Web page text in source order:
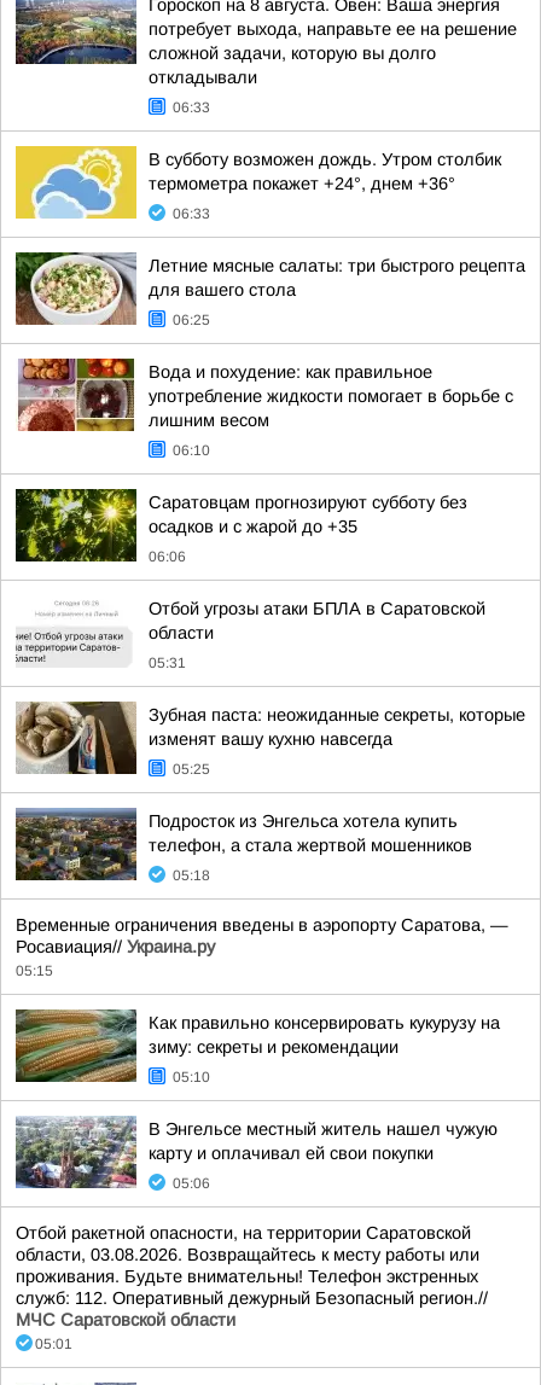
Гороскоп на 8 августа. Овен: Ваша энергия
потребует выхода, направьте ее на решение
сложной задачи, которую вы долго
откладывали
06:33
В субботу возможен дождь. Утром столбик
термометра покажет +24°, днем +36°
06:33
Летние мясные салаты: три быстрого рецепта
для вашего стола
06:25
Вода и похудение: как правильное
употребление жидкости помогает в борьбе с
лишним весом
06:10
Саратовцам прогнозируют субботу без
осадков и с жарой до +35
06:06
Отбой угрозы атаки БПЛА в Саратовской
области
05:31
Зубная паста: неожиданные секреты, которые
изменят вашу кухню навсегда
05:25
Подросток из Энгельса хотела купить
телефон, а стала жертвой мошенников
05:18
Временные ограничения введены в аэропорту Саратова, —
Росавиация// Украина.ру
05:15
Как правильно консервировать кукурузу на
зиму: секреты и рекомендации
05:10
В Энгельсе местный житель нашел чужую
карту и оплачивал ей свои покупки
05:06
Отбой ракетной опасности, на территории Саратовской
области, 03.08.2026. Возвращайтесь к месту работы или
проживания. Будьте внимательны! Телефон экстренных
служб: 112. Оперативный дежурный Безопасный регион.//
МЧС Саратовской области
05:01